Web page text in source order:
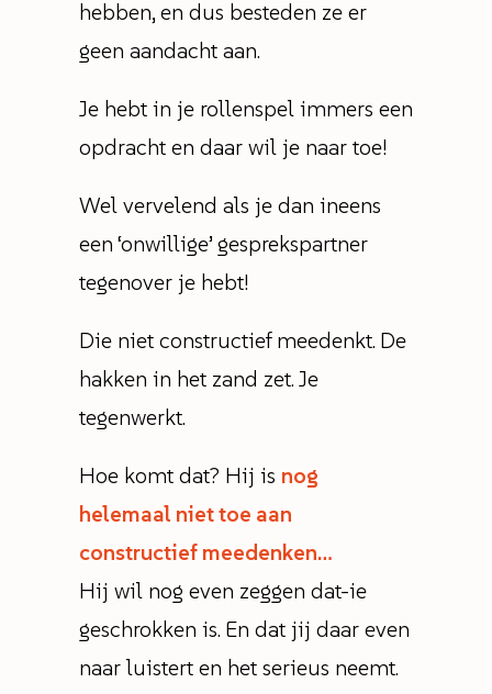
hebben, en dus besteden ze er
geen aandacht aan.
Je hebt in je rollenspel immers een
opdracht en daar wil je naar toe!
Wel vervelend als je dan ineens
een ‘onwillige’ gesprekspartner
tegenover je hebt!
Die niet constructief meedenkt. De
hakken in het zand zet. Je
tegenwerkt.
Hoe komt dat? Hij is nog
helemaal niet toe aan
constructief meedenken…
Hij wil nog even zeggen dat-ie
geschrokken is. En dat jij daar even
naar luistert en het serieus neemt.